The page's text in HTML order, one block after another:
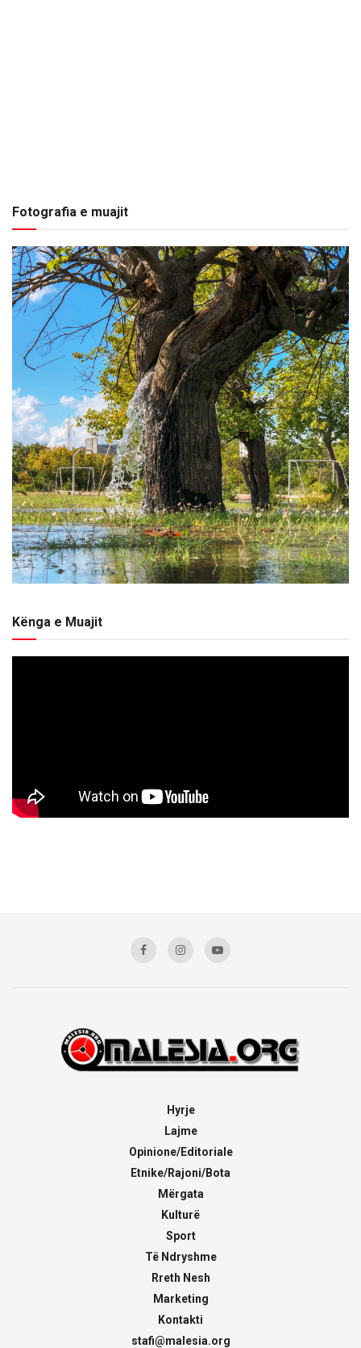
Fotografia e muajit
Kënga e Muajit
Hyrje
Lajme
Opinione/Editoriale
Etnike/Rajoni/Bota
Mërgata
Kulturë
Sport
Të Ndryshme
Rreth Nesh
Marketing
Kontakti
stafi@malesia.org